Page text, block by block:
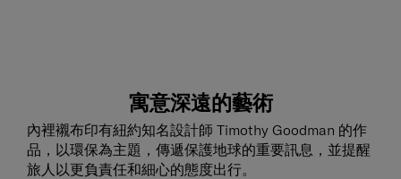
寓意深遠的藝術
內裡襯布印有紐約知名設計師 Timothy Goodman 的作
品，以環保為主題，傳遞保護地球的重要訊息，並提醒
旅人以更負責任和細心的態度出行。